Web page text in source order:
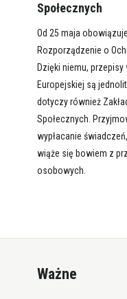
Społecznych
Od 25 maja
Rozporządzenie o
Dzięki niemu, przepisy
Europejskiej są
dotyczy również
Społecznych.
wypłacanie
wiąże się bowiem z
osobowych.
Ważne